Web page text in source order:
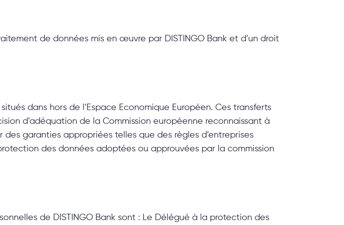
de données mis en œuvre par DISTINGO Bank et d’un droit
dans hors de l’Espace Economique Européen. Ces transferts
d’adéquation de la Commission européenne reconnaissant à
garanties appropriées telles que des règles d’entreprises
des données adoptées ou approuvées par la commission
de DISTINGO Bank sont : Le Délégué à la protection des